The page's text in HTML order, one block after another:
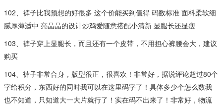
102、裤子比我预想的好很多 这个价能买到值得 码数标准 面料柔软细
腻厚薄适中 亮晶晶的设计炒鸡爱随意搭配小清新 显腿长还显瘦
103、裤子穿上显腿长，而且还有一个皮带，不用担心裤腰会大，建议
购买
104、裤子非常合身，版型很正，很喜欢！非常好，据说评论超过80个
字给积分，东西好的同时我可以在这里码字了！具体多少个怎么数我
也不知道，只知道大一大片就行了！实在码不出来了！非常好，物流